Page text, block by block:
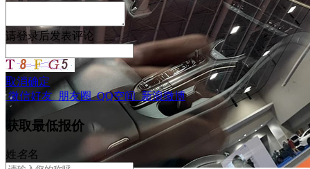
请登录后发表评论
取消确定
微信好友 朋友圈 QQ空间 新浪微博
获取最低报价
姓 名名